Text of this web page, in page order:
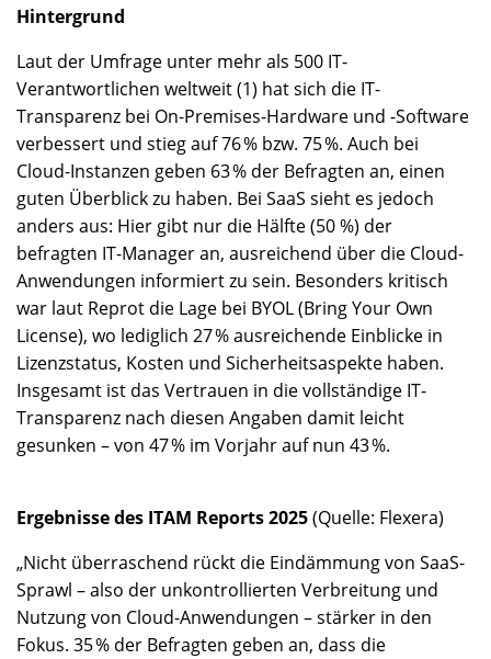
Hintergrund
Laut der Umfrage unter mehr als 500 IT-
Verantwortlichen weltweit (1) hat sich die IT-
Transparenz bei On-Premises-Hardware und -Software
verbessert und stieg auf 76 % bzw. 75 %. Auch bei
Cloud-Instanzen geben 63 % der Befragten an, einen
guten Überblick zu haben. Bei SaaS sieht es jedoch
anders aus: Hier gibt nur die Hälfte (50 %) der
befragten IT-Manager an, ausreichend über die Cloud-
Anwendungen informiert zu sein. Besonders kritisch
war laut Reprot die Lage bei BYOL (Bring Your Own
License), wo lediglich 27 % ausreichende Einblicke in
Lizenzstatus, Kosten und Sicherheitsaspekte haben.
Insgesamt ist das Vertrauen in die vollständige IT-
Transparenz nach diesen Angaben damit leicht
gesunken – von 47 % im Vorjahr auf nun 43 %.
Ergebnisse des ITAM Reports 2025(Quelle: Flexera)
„Nicht überraschend rückt die Eindämmung von SaaS-
Sprawl – also der unkontrollierten Verbreitung und
Nutzung von Cloud-Anwendungen – stärker in den
Fokus. 35 % der Befragten geben an, dass die